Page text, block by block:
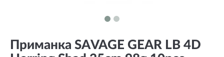
Приманка SAVAGE GEAR LB 4D